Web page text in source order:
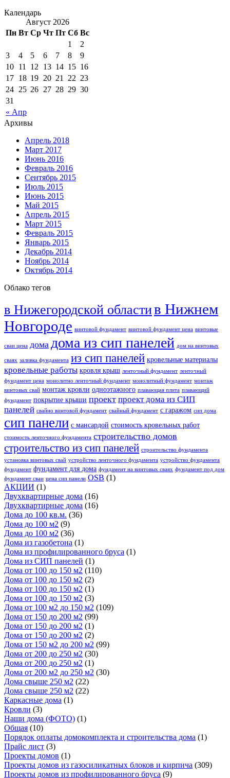
Календарь
Август 2026
Пн Вт Ср Чт Пт Сб Вс
« Апр
1
2
3
4 5 6 7 8
9
10 11 12 13 14 15 16
17 18 19 20 21 22 23
24 25 26 27 28 29 30
31
Архивы
Апрель 2018
Март 2017
Июнь 2016
Февраль 2016
Сентябрь 2015
Июль 2015
Июнь 2015
Май 2015
Апрель 2015
Март 2015
Февраль 2015
Январь 2015
Декабрь 2014
Ноябрь 2014
Октябрь 2014
Облако тегов
в Нижегородской областив Нижнем
Новгороде винтовой фундамент винтовой фундамент цена винтовые
сваи цена дома дома из сип панелей дом на винтовых
сваях заливка фундамента из сип панелей кровельные материалы
кровельные работы кровля крыш ленточный фундамент ленточный
фундамент цена монолитно ленточный фундамент монолитный фундамент монтаж
винтовых свай монтаж кровли одноэтажного плавающая плита плавающий
фундамент покрытие крыши проект проект дома из СИП
панелей свайно винтовой фундамент свайный фундамент с гаражом сип дома
сип панели с мансардой стоимость кровельных работ
стоимость ленточного фундамента строительство домов
строительство из сип панелей строительство фундамента
установка винтовых свай устройство ленточного фундамента устройство фундамента
фундамент фундамент для дома фундамент на винтовых сваях фундамент под дом
фундамент сваи цена сип панели OSB (1)
АКЦИИ (1)
Двухквартирные дома (16)
Двухквартирные дома (16)
Дома до 100 кв.м. (36)
Дома до 100 м2 (9)
Дома до 100 м2 (36)
Дома из газобетона (1)
Дома из профилированного бруса (1)
Дома из СИП панелей (1)
Дома от 100 до 150 м2 (110)
Дома от 100 до 150 м2 (2)
Дома от 100 до 150 м2 (1)
Дома от 100 до 150 м2 (3)
Дома от 100 м2 до 150 м2 (109)
Дома от 150 до 200 м2 (99)
Дома от 150 до 200 м2 (1)
Дома от 150 до 200 м2 (2)
Дома от 150 м2 до 200 м2 (99)
Дома от 200 до 250 м2 (30)
Дома от 200 до 250 м2 (1)
Дома от 200 м2 до 250 м2 (30)
Дома свыше 250 м2 (22)
Дома свыше 250 м2 (22)
Каркасные дома (1)
Кровли (3)
Наши дома (ФОТО) (1)
Общая (10)
Порядок оплаты домокомплекта и строительства дома (1)
Прайс лист (3)
Проекты домов (1)
Проекты домов из газосиликатных блоков и кирпича (309)
Проекты домов из профилированного бруса (9)